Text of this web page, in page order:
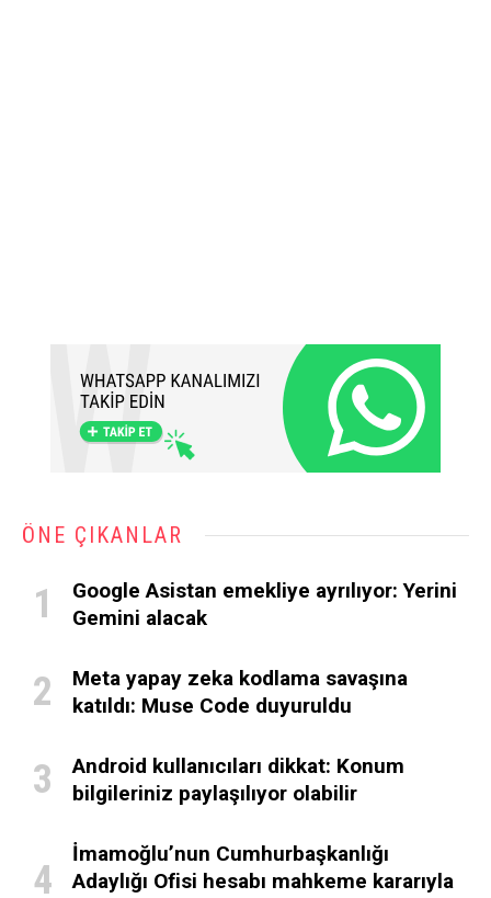
ÖNE ÇIKANLAR
Google Asistan emekliye ayrılıyor: Yerini
Gemini alacak
Meta yapay zeka kodlama savaşına
katıldı: Muse Code duyuruldu
Android kullanıcıları dikkat: Konum
bilgileriniz paylaşılıyor olabilir
İmamoğlu’nun Cumhurbaşkanlığı
Adaylığı Ofisi hesabı mahkeme kararıyla